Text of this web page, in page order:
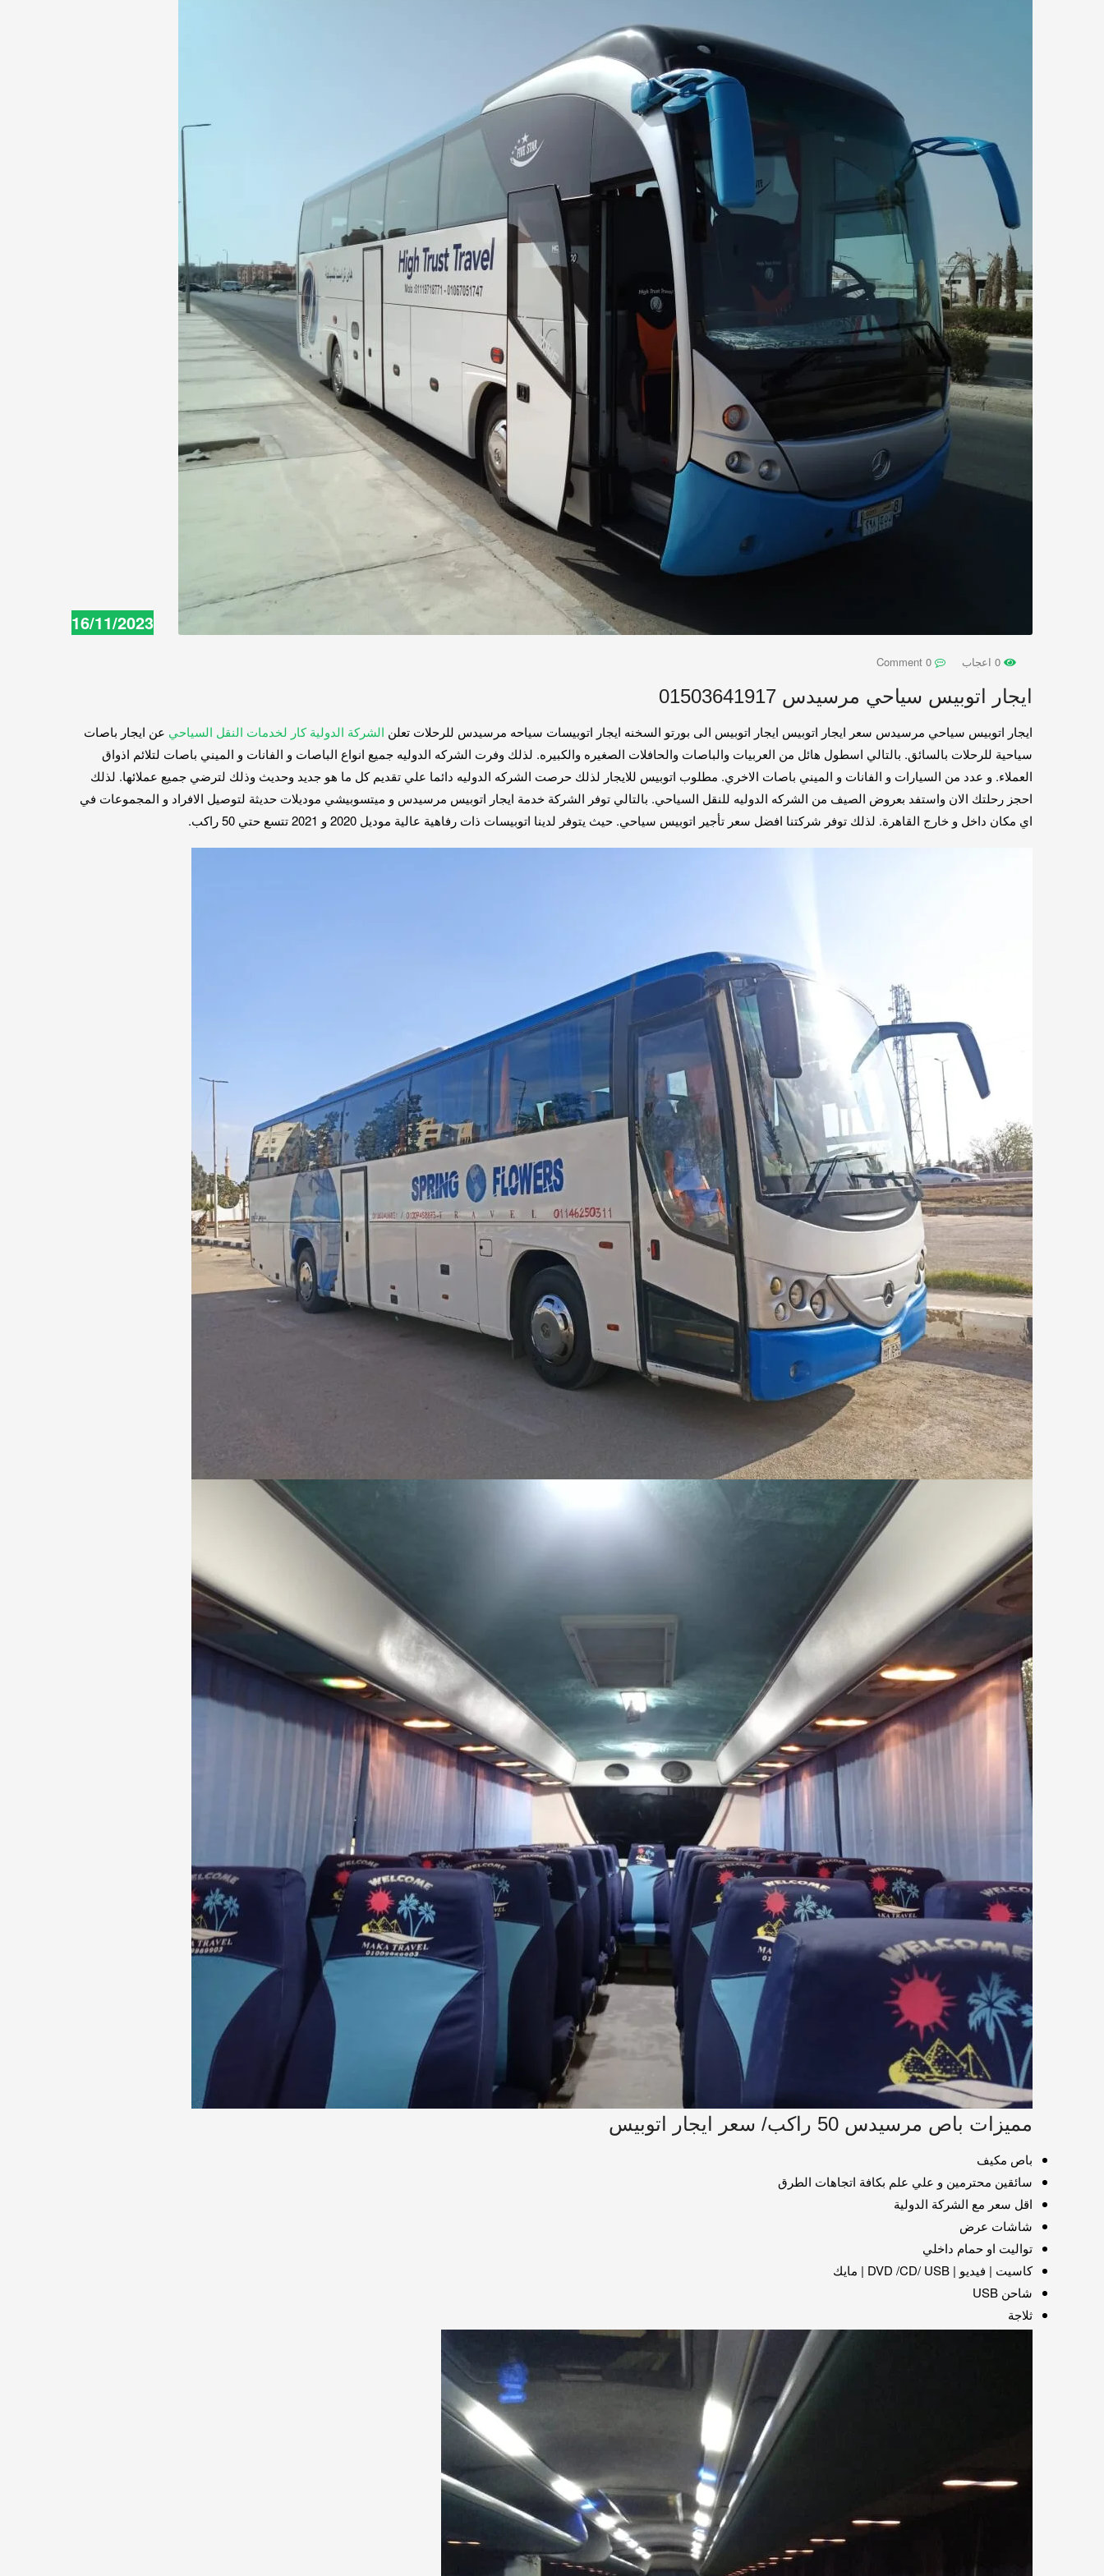
16/11/2023
ايجار اتوبيس سياحي مرسيدس 01503641917
ايجار اتوبيس سياحي مرسيدس سعر ايجار اتوبيس ايجار اتوبيس الى بورتو السخنه ايجار اتوبيسات سياحه مرسيدس للرحلات تعلن الشركة الدولية كار لخدمات النقل السياحي عن ايجار باصات
سياحية للرحلات بالسائق. بالتالي اسطول هائل من العربيات والباصات والحافلات الصغيره والكبيره. لذلك وفرت الشركه الدوليه جميع انواع الباصات و الفانات و الميني باصات لتلائم اذواق
العملاء. و عدد من السيارات و الفانات و الميني باصات الاخري. مطلوب اتوبيس للايجار لذلك حرصت الشركه الدوليه دائما علي تقديم كل ما هو جديد وحديث وذلك لترضي جميع عملائها. لذلك
احجز رحلتك الان واستفد بعروض الصيف من الشركه الدوليه للنقل السياحي. بالتالي توفر الشركة خدمة ايجار اتوبيس مرسيدس و ميتسوبيشي موديلات حديثة لتوصيل الافراد و المجموعات في
اي مكان داخل و خارج القاهرة. لذلك توفر شركتنا افضل سعر تأجير اتوبيس سياحي. حيث يتوفر لدينا اتوبيسات ذات رفاهية عالية موديل 2020 و 2021 تتسع حتي 50 راكب.
مميزات باص مرسيدس 50 راكب/ سعر ايجار اتوبيس
باص مكيف
سائقين محترمين و علي علم بكافة اتجاهات الطرق
اقل سعر مع الشركة الدولية
شاشات عرض
تواليت او حمام داخلي
كاسيت | فيديو | DVD /CD/ USB | مايك
شاحن USB
ثلاجة